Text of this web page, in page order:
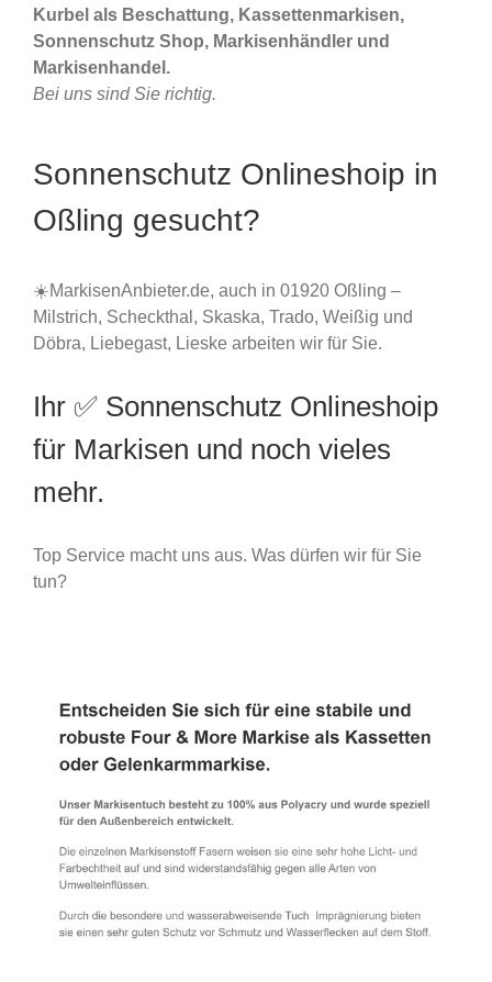
Kurbel als Beschattung, Kassettenmarkisen,
Sonnenschutz Shop, Markisenhändler und
Markisenhandel.
Bei uns sind Sie richtig.
Sonnenschutz Onlineshoip in
Oßling gesucht?
☀️MarkisenAnbieter.de, auch in 01920 Oßling –
Milstrich, Scheckthal, Skaska, Trado, Weißig und
Döbra, Liebegast, Lieske arbeiten wir für Sie.
Ihr ✅ Sonnenschutz Onlineshoip
für Markisen und noch vieles
mehr.
Top Service macht uns aus. Was dürfen wir für Sie
tun?